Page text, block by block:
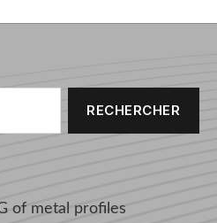
of metal profiles